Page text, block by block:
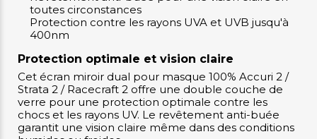
toutes circonstances
Protection contre les rayons UVA et UVB jusqu'à
400nm
Protection optimale et vision claire
Cet écran miroir dual pour masque 100% Accuri 2 /
Strata 2 / Racecraft 2 offre une double couche de
verre pour une protection optimale contre les
chocs et les rayons UV. Le revêtement anti-buée
garantit une vision claire même dans des conditions